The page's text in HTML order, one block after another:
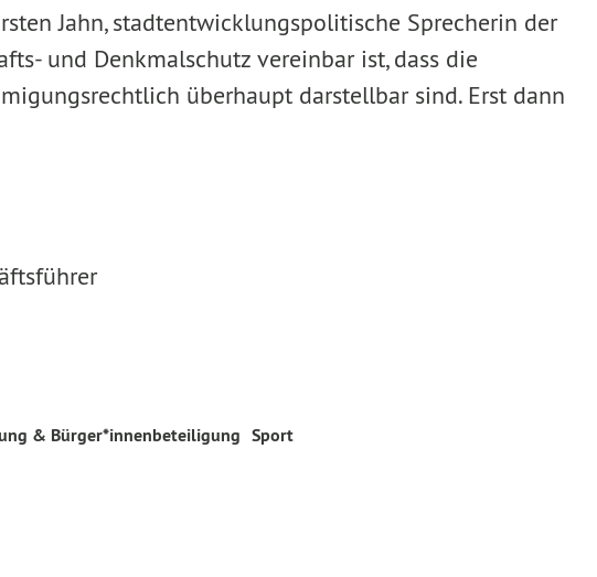
Jahn, stadtentwicklungspolitische Sprecherin der
und Denkmalschutz vereinbar ist, dass die
überhaupt darstellbar sind. Erst dann
& Bürger*innenbeteiligung Sport